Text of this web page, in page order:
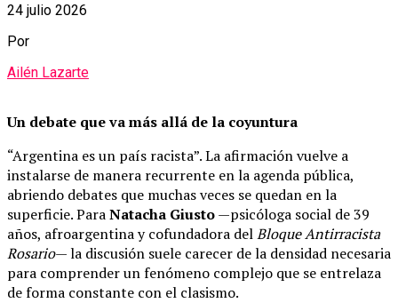
24 julio 2026
Por
Ailén Lazarte
Un debate que va más allá de la coyuntura
“Argentina es un país racista”. La afirmación vuelve a
instalarse de manera recurrente en la agenda pública,
abriendo debates que muchas veces se quedan en la
superficie. ParaNatacha Giusto—psicóloga social de 39
años, afroargentina y cofundadora delBloque Antirracista
Rosario— la discusión suele carecer de la densidad necesaria
para comprender un fenómeno complejo que se entrelaza
de forma constante con el clasismo.